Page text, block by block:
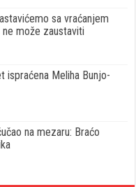
sa vraćanjem
može zaustaviti
ispraćena Meliha Bunjo-
na mezaru: Braćo